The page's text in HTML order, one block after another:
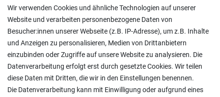
Versand und Zahlung
Rücksendungen
Lieferung in die Schweiz
Pflegesymbole
Lagerverkauf
Ratgeber & News
Wir verwenden Cookies und ähnliche Technologien auf unserer
Website und verarbeiten personenbezogene Daten von
Besucher:innen unserer Webseite (z.B. IP-Adresse), um z.B. Inhalte
und Anzeigen zu personalisieren, Medien von Drittanbietern
einzubinden oder Zugriffe auf unsere Website zu analysieren. Die
Datenverarbeitung erfolgt erst durch gesetzte Cookies. Wir teilen
diese Daten mit Dritten, die wir in den Einstellungen benennen.
Die Datenverarbeitung kann mit Einwilligung oder aufgrund eines